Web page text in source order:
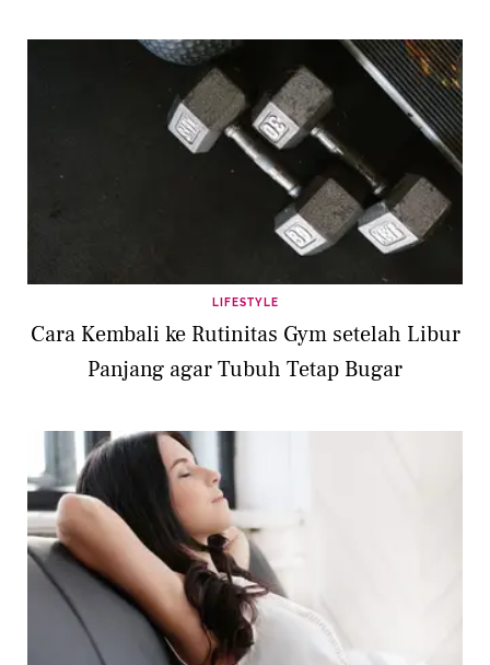
LIFESTYLE
Cara Kembali ke Rutinitas Gym setelah Libur
Panjang agar Tubuh Tetap Bugar